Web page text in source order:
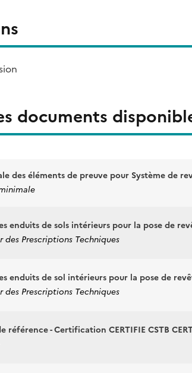
documents
des éléments de preuve pour Système de
enduits de sols intérieurs pour la pose de
des Prescriptions Techniques
enduits de sol intérieurs pour la pose de
des Prescriptions Techniques
référence - Certification CERTIFIE CSTB